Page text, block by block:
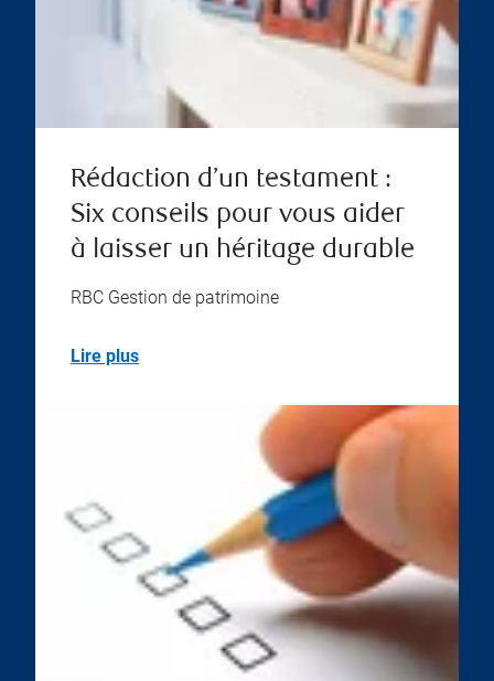
Rédaction d’un testament :
Six conseils pour vous aider
à laisser un héritage durable
RBC Gestion de patrimoine
Lire plus